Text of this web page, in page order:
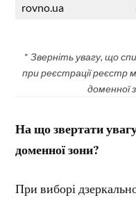
rovno.ua
* Зверніть увагу, що
при реєстрації реєстр
доменної
На що звертати
доменної зони?
При виборі